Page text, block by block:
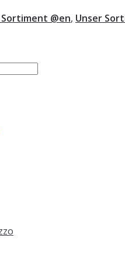
@en, Unser